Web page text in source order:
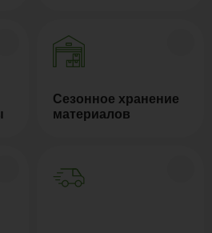
Сезонное хранение
материалов